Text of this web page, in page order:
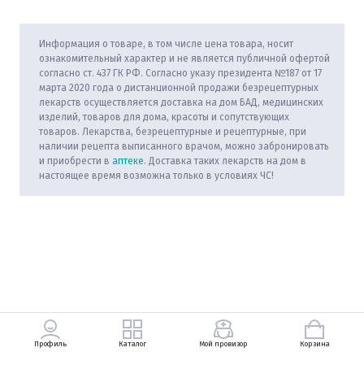
Информация о товаре, в том числе цена товара, носит
ознакомительный характер и не является публичной офертой
согласно ст. 437 ГК РФ. Согласно указу президента №187 от 17
марта 2020 года о дистанционной продажи безрецептурных
лекарств осуществляется доставка на дом БАД, медицинских
изделий, товаров для дома, красоты и сопутствующих
товаров. Лекарства, безрецептурные и рецептурные, при
наличии рецепта выписанного врачом, можно забронировать
и приобрести в аптеке. Доставка таких лекарств на дом в
настоящее время возможна только в условиях ЧС!
Профиль Каталог Мой провизор Корзина